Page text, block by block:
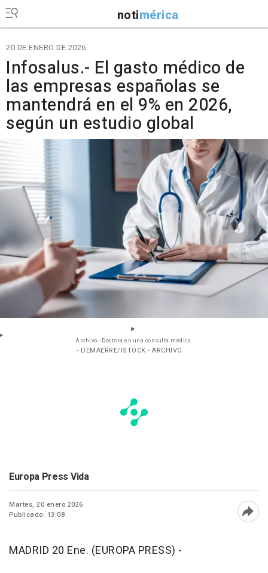
notimérica
20 DE ENERO DE 2026
Infosalus.- El gasto médico de
las empresas españolas se
mantendrá en el 9% en 2026,
según un estudio global
Archivo - Doctora en una consulta médica.
- DEMAERRE/ISTOCK - ARCHIVO
Europa Press Vida
Martes, 20 enero 2026
Publicado: 13:08
MADRID 20 Ene. (EUROPA PRESS) -